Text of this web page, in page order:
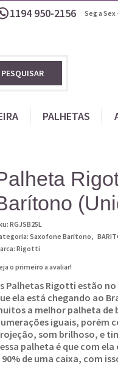
1194950-2156 Seg a Sex
PESQUISAR
PALHETAS
RGJSB25L
Saxofone Barítono
Rigotti
o primeiro a avaliar!
Palhetas Rigotti estão
ela está chegando ao
a melhor palheta de
iguais, porém
som brilhoso, e
palheta é que com
90% de uma caixa, com